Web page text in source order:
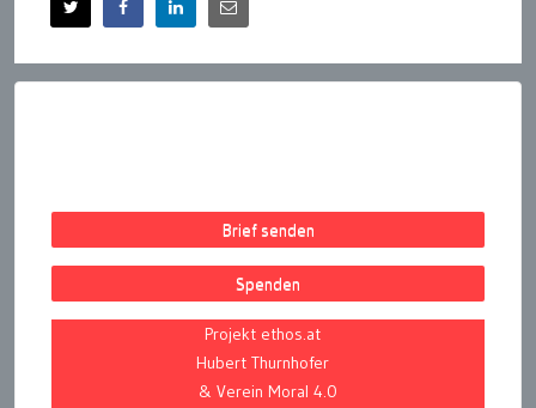
Brief senden
Spenden
Projekt ethos.at
Hubert Thurnhofer
& Verein Moral 4.0